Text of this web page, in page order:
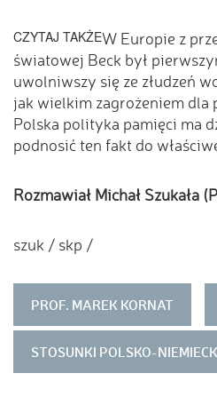
CZYTAJ TAKŻEW Europie z
światowej Beck był
uwolniwszy się ze złudzeń
jak wielkim zagrożeniem dla
Polska polityka pamięci ma
podnosić ten fakt do
Rozmawiał Michał Szukała
szuk / skp /
PROF. MAREK KORNAT
STOSUNKI POLSKO-